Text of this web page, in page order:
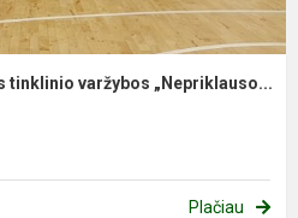
tinklinio varžybos „Nepriklauso...
Plačiau